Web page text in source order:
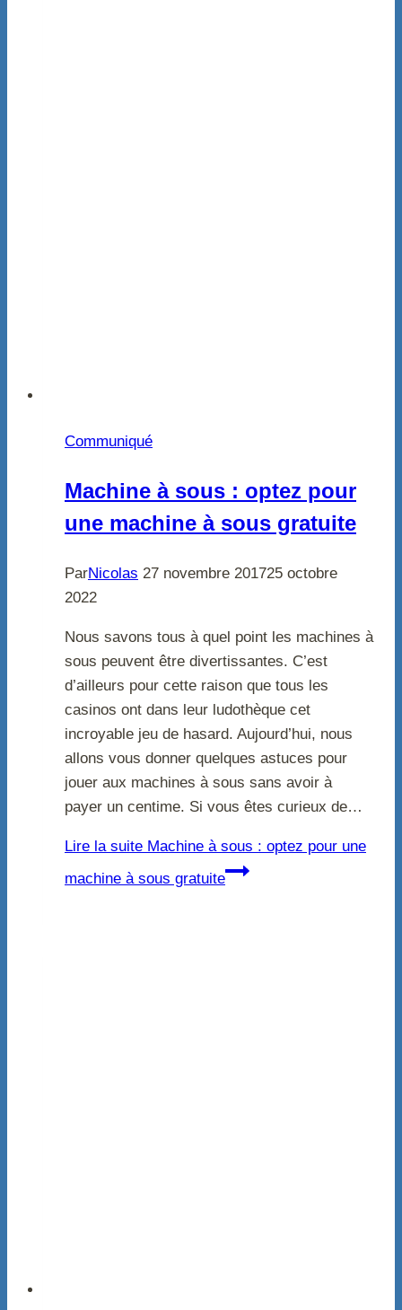
Communiqué
Machine à sous : optez pour
une machine à sous gratuite
ParNicolas 27 novembre 201725 octobre
2022
Nous savons tous à quel point les machines à
sous peuvent être divertissantes. C’est
d’ailleurs pour cette raison que tous les
casinos ont dans leur ludothèque cet
incroyable jeu de hasard. Aujourd’hui, nous
allons vous donner quelques astuces pour
jouer aux machines à sous sans avoir à
payer un centime. Si vous êtes curieux de…
Lire la suite Machine à sous : optez pour une
machine à sous gratuite